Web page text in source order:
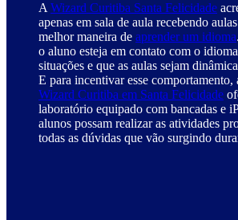
A Wizard Curitiba Santa Felicidade
apenas em sala de aula recebendo
melhor maneira de aprender um idioma
o aluno esteja em contato com o
situações e que as aulas sejam
E para incentivar esse comportamento,
Wizard Curitiba em Santa Felicidade
laboratório equipado com bancadas e
alunos possam realizar as atividades
todas as dúvidas que vão surgindo